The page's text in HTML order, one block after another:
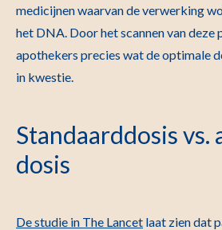
medicijnen waarvan de verwerking
het DNA. Door het scannen van deze
apothekers precies wat de optimale
in kwestie.
Standaarddosis vs.
dosis
De studie in The Lancet laat zien dat